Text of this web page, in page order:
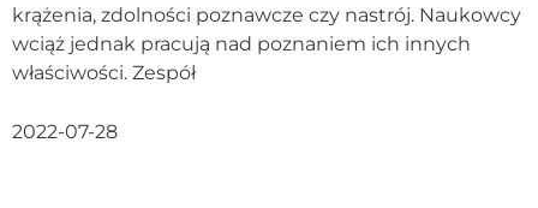
krążenia, zdolności poznawcze czy nastrój. Naukowcy
wciąż jednak pracują nad poznaniem ich innych
właściwości. Zespół
2022-07-28